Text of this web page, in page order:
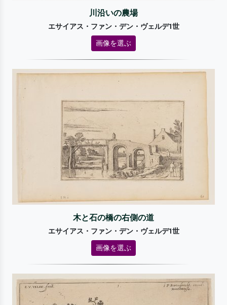
川沿いの農場
エサイアス・ファン・デン・ヴェルデ1世
画像を選ぶ
木と石の橋の右側の道
エサイアス・ファン・デン・ヴェルデ1世
画像を選ぶ